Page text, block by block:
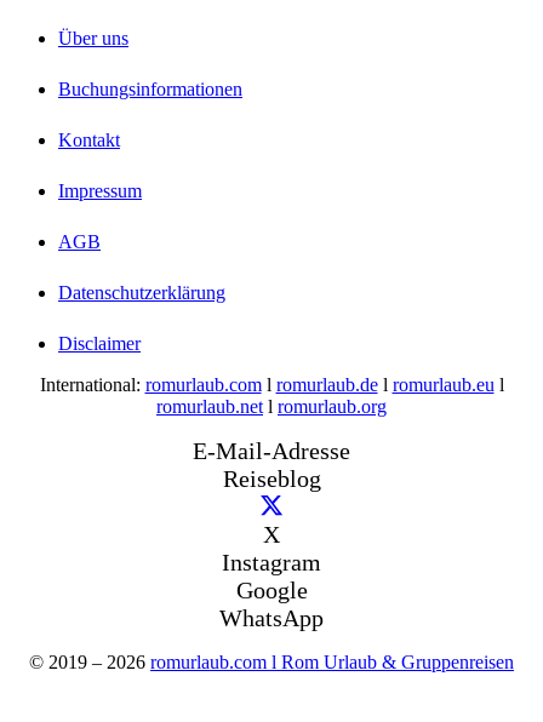
Über uns
Buchungsinformationen
Kontakt
Impressum
AGB
Datenschutzerklärung
Disclaimer
International: romurlaub.coml romurlaub.del romurlaub.eu l
romurlaub.net l romurlaub.org
E-Mail-Adresse
Reiseblog
X
Instagram
Google
WhatsApp
© 2019 – 2026 romurlaub.com l Rom Urlaub & Gruppenreisen